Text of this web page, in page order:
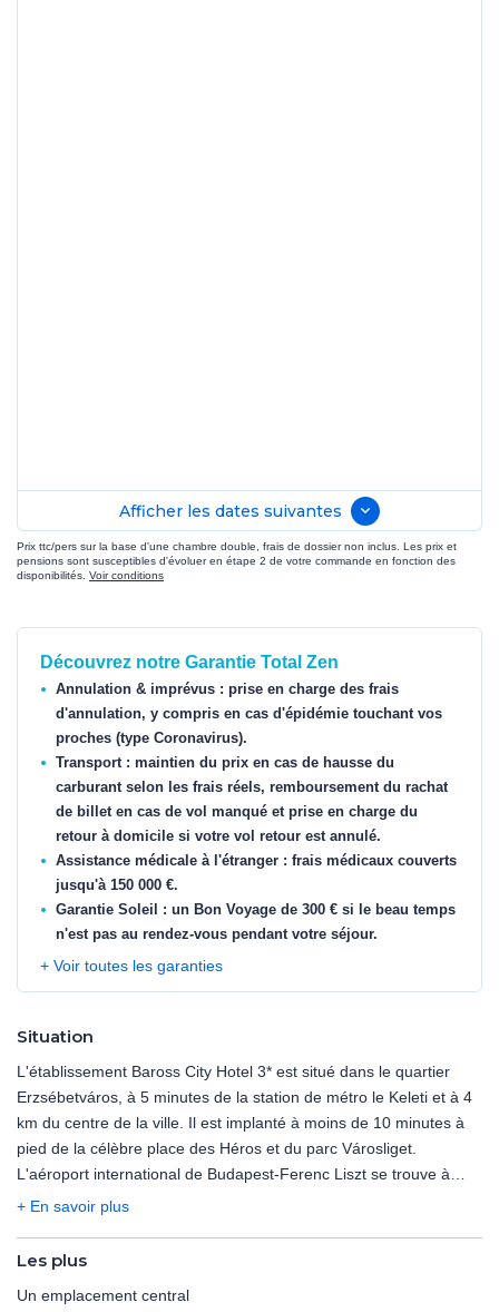
Afficher les dates suivantes
Prix ttc/pers sur la base d'une chambre double, frais de dossier non inclus. Les prix et
pensions sont susceptibles d'évoluer en étape 2 de votre commande en fonction des
disponibilités. Voir conditions
Découvrez notre Garantie Total Zen
Annulation & imprévus : prise en charge des frais
d'annulation, y compris en cas d'épidémie touchant vos
proches (type Coronavirus).
Transport : maintien du prix en cas de hausse du
carburant selon les frais réels, remboursement du rachat
de billet en cas de vol manqué et prise en charge du
retour à domicile si votre vol retour est annulé.
Assistance médicale à l'étranger : frais médicaux couverts
jusqu'à 150 000 €.
Garantie Soleil : un Bon Voyage de 300 € si le beau temps
n'est pas au rendez-vous pendant votre séjour.
+ Voir toutes les garanties
Situation
L'établissement Baross City Hotel 3* est situé dans le quartier
Erzsébetváros, à 5 minutes de la station de métro le Keleti et à 4
km du centre de la ville. Il est implanté à moins de 10 minutes à
pied de la célèbre place des Héros et du parc Városliget.
L'aéroport international de Budapest-Ferenc Liszt se trouve à
environ 27 minutes.
Le Baross City Hotel 3* est élégamment aménagé et idéalement
une station de métro et de nombreuses lignes de bus en font un
+ En savoir plus
Les plus
Un emplacement central